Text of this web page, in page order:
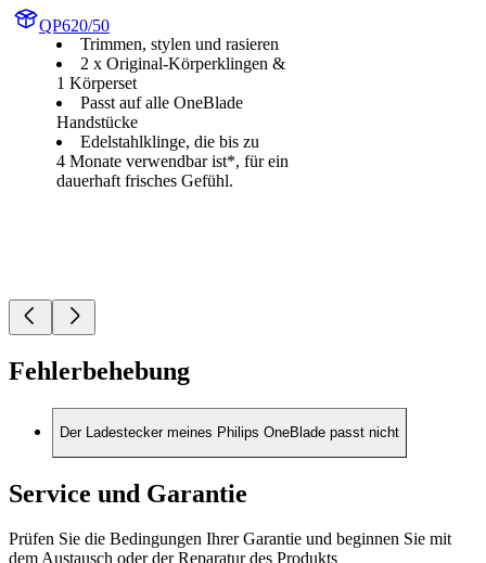
QP620/50
Trimmen, stylen und rasieren
2 x Original-Körperklingen &
1 Körperset
Passt auf alle OneBlade
Handstücke
Edelstahlklinge, die bis zu
4 Monate verwendbar ist*, für ein
dauerhaft frisches Gefühl.
Fehlerbehebung
Der Ladestecker meines Philips OneBlade passt nicht
Service und Garantie
Prüfen Sie die Bedingungen Ihrer Garantie und beginnen Sie mit
dem Austausch oder der Reparatur des Produkts